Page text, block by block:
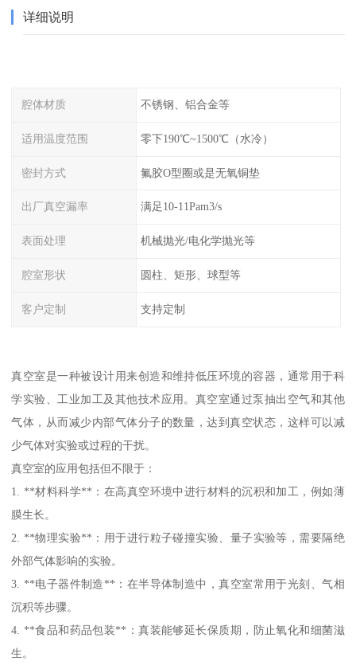
详细说明
腔体材质 不锈钢、铝合金等
适用温度范围 零下190℃~1500℃（水冷）
密封方式 氟胶O型圈或是无氧铜垫
出厂真空漏率 满足10-11Pam3/s
表面处理 机械抛光/电化学抛光等
腔室形状 圆柱、矩形、球型等
客户定制 支持定制
真空室是一种被设计用来创造和维持低压环境的容器，通常用于科
学实验、工业加工及其他技术应用。真空室通过泵抽出空气和其他
气体，从而减少内部气体分子的数量，达到真空状态，这样可以减
少气体对实验或过程的干扰。
真空室的应用包括但不限于：
1. **材料科学**：在高真空环境中进行材料的沉积和加工，例如薄
膜生长。
2. **物理实验**：用于进行粒子碰撞实验、量子实验等，需要隔绝
外部气体影响的实验。
3. **电子器件制造**：在半导体制造中，真空室常用于光刻、气相
沉积等步骤。
4. **食品和药品包装**：真装能够延长保质期，防止氧化和细菌滋
生。